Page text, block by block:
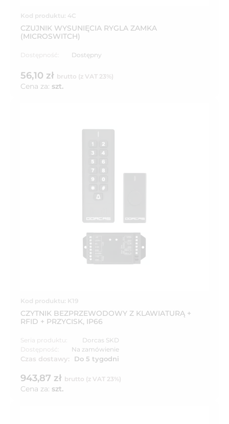
Kod produktu: 4C
CZUJNIK WYSUNIĘCIA RYGLA ZAMKA
(MICROSWITCH)
Dostępność: Dostępny
56,10 zł brutto (z VAT 23%)
Cena za: szt.
Kod produktu: K19
CZYTNIK BEZPRZEWODOWY Z KLAWIATURĄ +
RFID + PRZYCISK, IP66
Seria produktu:
Dorcas SKD
Dostępność:
Na zamówienie
Czas dostawy: Do 5 tygodni
943,87 zł brutto (z VAT 23%)
Cena za: szt.